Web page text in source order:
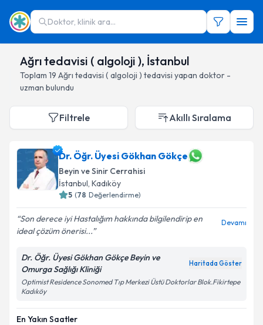
Doktor, klinik ara...
Ağrı tedavisi ( algoloji ), İstanbul
Toplam 19 Ağrı tedavisi ( algoloji ) tedavisi yapan doktor -
uzman bulundu
Filtrele Akıllı Sıralama
Dr. Öğr. Üyesi Gökhan Gökçe
Beyin ve Sinir Cerrahisi
İstanbul, Kadıköy
5 (78 Değerlendirme)
Son derece iyi Hastalığım hakkında bilgilendirip en
ideal çözüm önerisi...
Devamı
Dr. Öğr. Üyesi Gökhan Gökçe Beyin ve
Omurga Sağlığı Kliniği
Haritada Göster
Optimist Residence Sonomed Tıp Merkezi Üstü Doktorlar Blok.Fikirtepe
Kadıköy
En Yakın Saatler